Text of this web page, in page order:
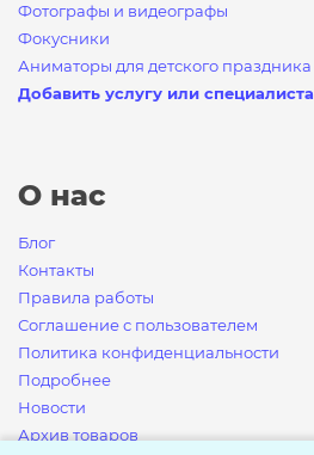
Фотографы и видеографы
Фокусники
Аниматоры для детского праздника
Добавить услугу или специалиста
О нас
Блог
Контакты
Правила работы
Соглашение с пользователем
Политика конфиденциальности
Подробнее
Новости
Архив товаров